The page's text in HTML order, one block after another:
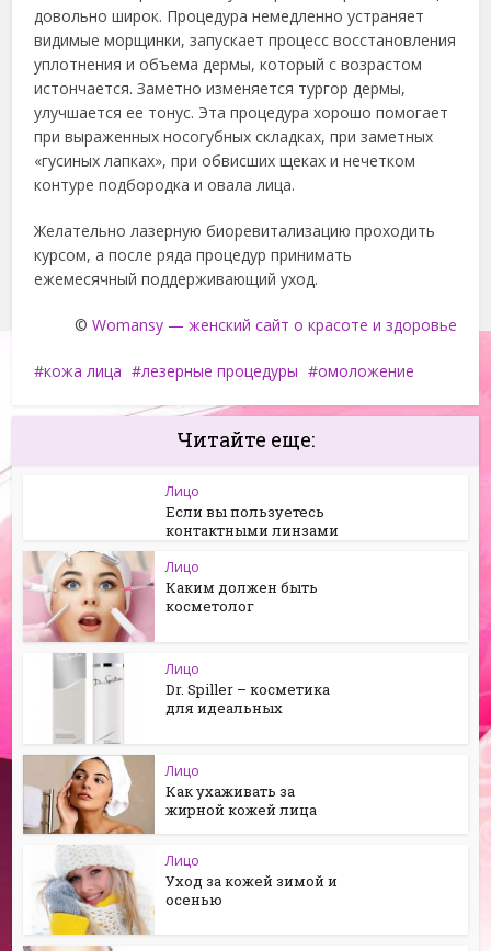
довольно широк. Процедура немедленно устраняет
видимые морщинки, запускает процесс восстановления
уплотнения и объема дермы, который с возрастом
истончается. Заметно изменяется тургор дермы,
улучшается ее тонус. Эта процедура хорошо помогает
при выраженных носогубных складках, при заметных
«гусиных лапках», при обвисших щеках и нечетком
контуре подбородка и овала лица.
Желательно лазерную биоревитализацию проходить
курсом, а после ряда процедур принимать
ежемесячный поддерживающий уход.
© Womansy — женский сайт о красоте и здоровье
кожа лица лезерные процедуры омоложение
Читайте еще:
Лицо
Если вы пользуетесь
контактными линзами
Лицо
Каким должен быть
косметолог
Лицо
Dr. Spiller – косметика
для идеальных
Лицо
Как ухаживать за
жирной кожей лица
Лицо
Уход за кожей зимой и
осенью